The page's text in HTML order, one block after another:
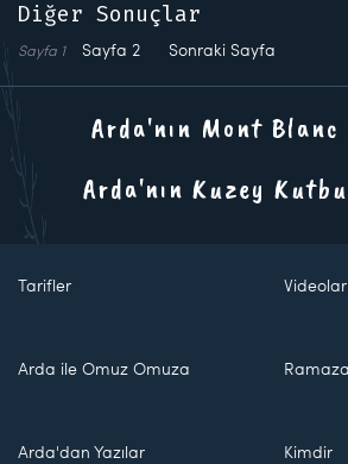
Diğer Sonuçlar
Sayfa 1 Sayfa 2 Sonraki Sayfa
Arda'nın Mont Blanc
Arda'nın Kuzey
Tarifler Videolar
Arda ile Omuz Omuza
Arda'dan Yazılar Kimdir